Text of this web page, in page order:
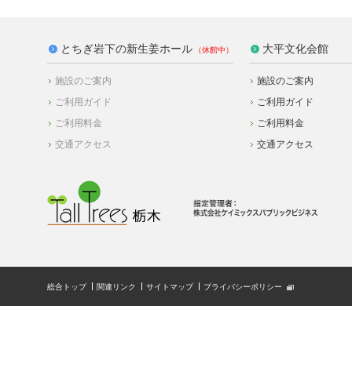
とちぎ岩下の新生姜ホール
施設のご案内
ご利用ガイド
ご利用料金
交通アクセス
大平文化会館
施設のご案内
ご利用ガイド
ご利用料金
交通アクセス
総合トップ 関連リンク サイトマップ プライバシーポリシー